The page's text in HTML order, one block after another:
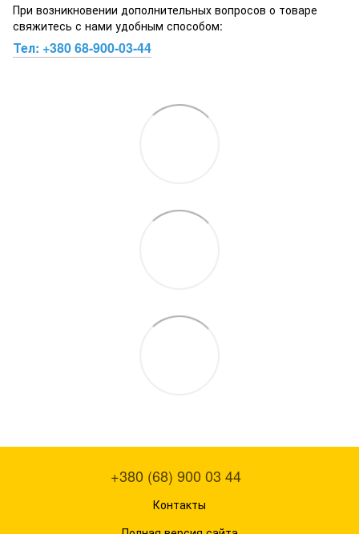
При возникновении дополнительных вопросов о товаре
свяжитесь с нами удобным способом:
Тел: +380 68-900-03-44
+380 (68) 900 03 44
Контакты